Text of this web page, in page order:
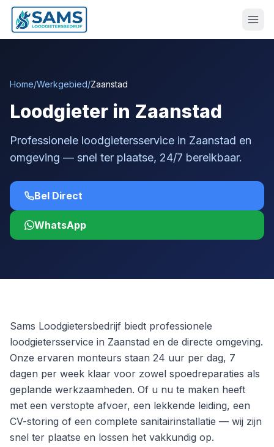
Home/Werkgebied/Zaanstad
Loodgieter in Zaanstad
Professionele loodgietersservice in Zaanstad en
omgeving — snel ter plaatse, 24/7 bereikbaar.
Bel Direct
WhatsApp
Sams Loodgietersbedrijf biedt professionele
loodgietersservice in Zaanstad en de directe omgeving.
Onze ervaren monteurs staan 24 uur per dag, 7
dagen per week klaar voor zowel spoedreparaties als
geplande werkzaamheden. Of u nu te maken heeft
met een verstopte afvoer, een lekkende leiding, een
CV-storing of een complete sanitairinstallatie — wij zijn
snel ter plaatse en lossen het vakkundig op.